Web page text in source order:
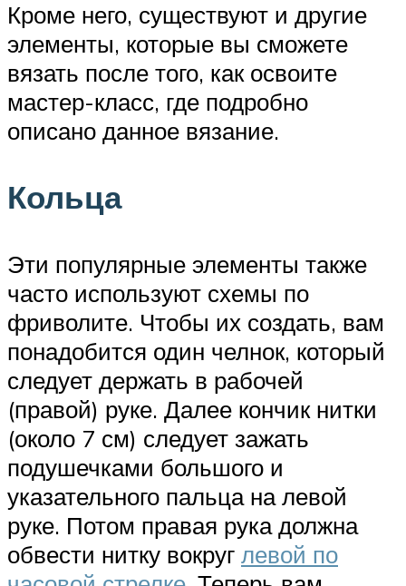
Кроме него, существуют и другие
элементы, которые вы сможете
вязать после того, как освоите
мастер-класс, где подробно
описано данное вязание.
Кольца
Эти популярные элементы также
часто используют схемы по
фриволите. Чтобы их создать, вам
понадобится один челнок, который
следует держать в рабочей
(правой) руке. Далее кончик нитки
(около 7 см) следует зажать
подушечками большого и
указательного пальца на левой
руке. Потом правая рука должна
обвести нитку вокруг левой по